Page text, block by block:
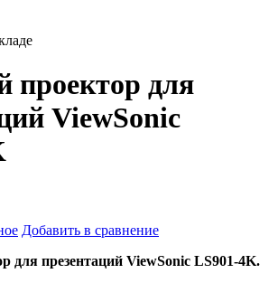
проектор для
ViewSonic
Добавить в сравнение
для презентаций ViewSonic LS901-4K.